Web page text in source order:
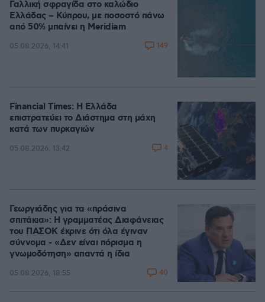
Γαλλική σφραγίδα στο καλώδιο
Ελλάδας – Κύπρου, με ποσοστό πάνω
από 50% μπαίνει η Meridiam
05.08.2026, 14:41 149
Financial Times: Η Ελλάδα
επιστρατεύει το Διάστημα στη μάχη
κατά των πυρκαγιών
05.08.2026, 13:42 4
Γεωργιάδης για τα «πράσινα
σπιτάκια»: Η γραμματέας Διαφάνειας
του ΠΑΣΟΚ έκρινε ότι όλα έγιναν
σύννομα - «Δεν είναι πόρισμα η
γνωμοδότηση» απαντά η ίδια
05.08.2026, 18:55 40